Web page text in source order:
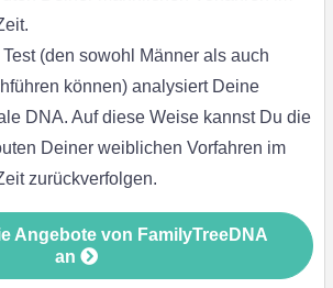
Test (den sowohl Männer als auch
können) analysiert Deine
DNA. Auf diese Weise kannst Du die
Deiner weiblichen Vorfahren im
zurückverfolgen.
Angebote von FamilyTreeDNA
an